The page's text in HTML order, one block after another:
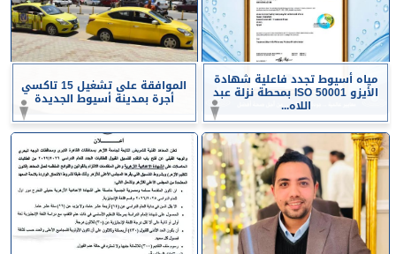
مياه أسيوط تجدد فاعلية شهادة
الأيزو ISO 50001 بمحطة نزلة عبد
اللاه...
الموافقة على تشغيل 15 تاكسي
أجرة بمدينة أسيوط الجديدة